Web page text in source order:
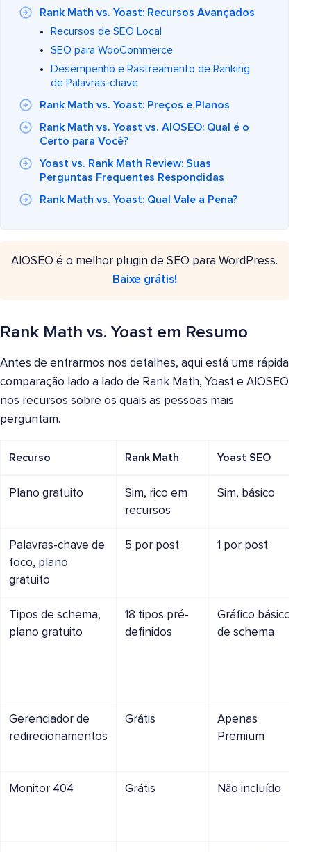
Rank Math vs. Yoast: Recursos Avançados
Recursos de SEO Local
SEO para WooCommerce
Desempenho e Rastreamento de Ranking
de Palavras-chave
Rank Math vs. Yoast: Preços e Planos
Rank Math vs. Yoast vs. AIOSEO: Qual é o
Certo para Você?
Yoast vs. Rank Math Review: Suas
Perguntas Frequentes Respondidas
Rank Math vs. Yoast: Qual Vale a Pena?
AIOSEO é o melhor plugin de SEO para WordPress.
Baixe grátis!
Rank Math vs. Yoast em Resumo
Antes de entrarmos nos detalhes, aqui está uma rápida
comparação lado a lado de Rank Math, Yoast e AIOSEO
nos recursos sobre os quais as pessoas mais
perguntam.
Recurso Rank Math Yoast SEO
Plano gratuito
Sim, rico em
recursos
Sim, básico
Palavras-chave de
foco, plano
gratuito
5 por post 1 por post
Tipos de schema,
plano gratuito
18 tipos pré-
definidos
Gráfico básico
de schema
Gerenciador de
redirecionamentos
Grátis
Apenas
Premium
Monitor 404 Grátis Não incluído